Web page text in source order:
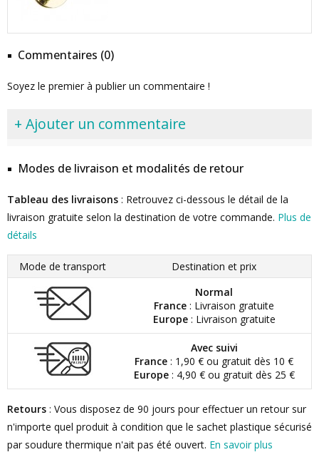
Commentaires (0)
Soyez le premier à publier un commentaire !
+ Ajouter un commentaire
Modes de livraison et modalités de retour
Tableau des livraisons : Retrouvez ci-dessous le détail de la
livraison gratuite selon la destination de votre commande. Plus de
détails
Mode de transport
Destination et prix
Normal
France : Livraison gratuite
Europe: Livraison gratuite
Avec suivi
France : 1,90 € ou gratuit dès 10 €
Europe: 4,90 € ou gratuit dès 25 €
Retours : Vous disposez de 90 jours pour effectuer un retour sur
n'importe quel produit à condition que le sachet plastique sécurisé
par soudure thermique n'ait pas été ouvert. En savoir plus